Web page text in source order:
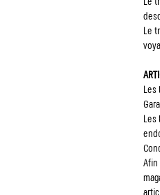
Le
Le
Les
Les
Afin